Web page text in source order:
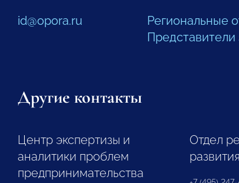
id@opora.ru
Региональные
Другие контакты
Центр экспертизы и
аналитики проблем
предпринимательства
Отдел
развития